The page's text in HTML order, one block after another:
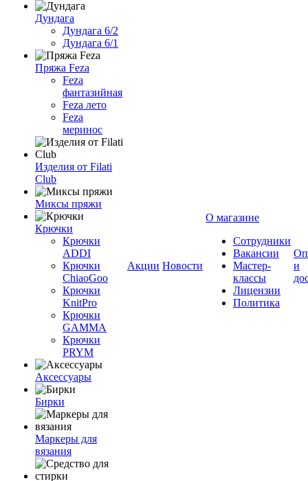
Дундага
Дундага 6/2
Дундага 6/1
Пряжа Feza
Feza
фантазийная
Feza лето
Feza
меринос
Изделия от Filati
Club
Миксы пряжи
Крючки
Крючки
ADDI
Крючки
ChiaoGoo
Крючки
KnitPro
Крючки
GAMMA
Крючки
PRYM
Аксессуары
Бирки
Маркеры для
вязания
Акции Новости
О магазине
Сотрудники
Вакансии
Мастер-
классы
Лицензии
Политика
и